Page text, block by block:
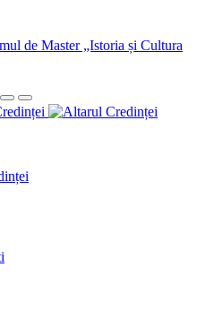
de Master „Istoria și Cultura